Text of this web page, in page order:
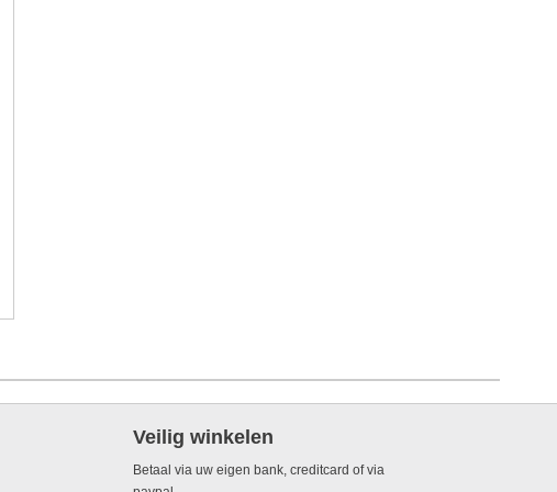
Veilig winkelen
Betaal via uw eigen bank, creditcard of via